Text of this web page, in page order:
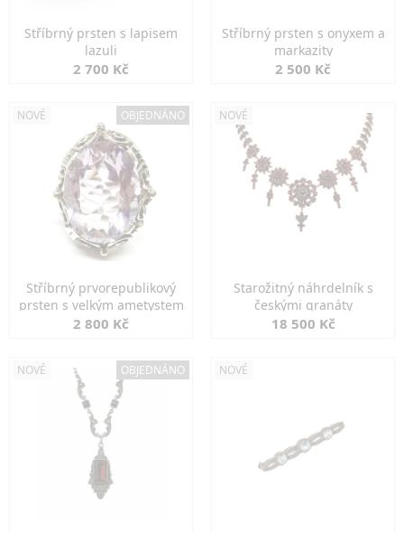
Stříbrný prsten s lapisem
lazuli
2 700 Kč
Stříbrný prsten s onyxem a
markazity
2 500 Kč
NOVÉ OBJEDNÁNO
Stříbrný prvorepublikový
prsten s velkým ametystem
2 800 Kč
NOVÉ
Starožitný náhrdelník s
českými granáty
18 500 Kč
NOVÉ OBJEDNÁNO NOVÉ